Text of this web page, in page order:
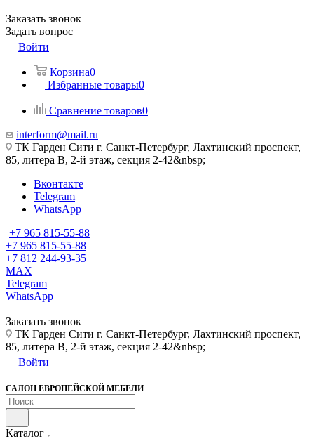
Заказать звонок
Задать вопрос
Войти
Корзина0
Избранные товары0
Сравнение товаров0
interform@mail.ru
ТК Гарден Сити г. Санкт-Петербург, Лахтинский проспект,
85, литера В, 2-й этаж, секция 2-42&nbsp;
Вконтакте
Telegram
WhatsApp
+7 965 815-55-88
+7 965 815-55-88
+7 812 244-93-35
MAX
Telegram
WhatsApp
Заказать звонок
ТК Гарден Сити г. Санкт-Петербург, Лахтинский проспект,
85, литера В, 2-й этаж, секция 2-42&nbsp;
Войти
САЛОН ЕВРОПЕЙСКОЙ МЕБЕЛИ
Каталог